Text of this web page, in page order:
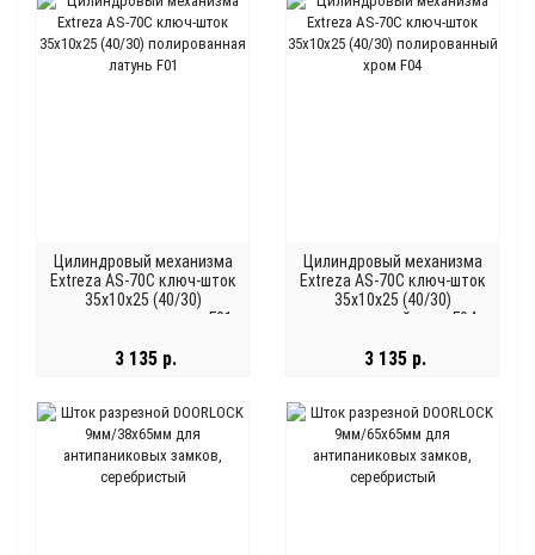
Цилиндровый механизма
Extreza AS-70С ключ-шток
35x10x25 (40/30)
полированная латунь F01
3 135 р.
Цилиндровый механизма
Extreza AS-70С ключ-шток
35x10x25 (40/30)
полированный хром F04
3 135 р.